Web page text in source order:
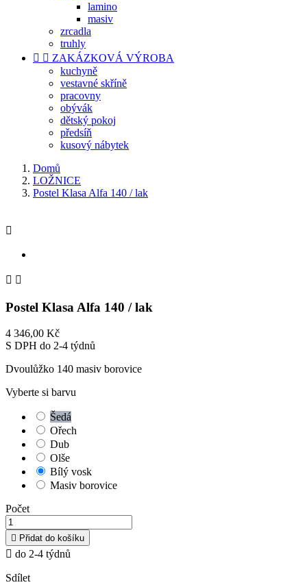
lamino
masiv
zrcadla
truhly
  ZAKÁZKOVÁ VÝROBA
kuchyně
vestavné skříně
pracovny
obývák
dětský pokoj
předsíň
kusový nábytek
Domů
LOŽNICE
Postel Klasa Alfa 140 / lak

 
Postel Klasa Alfa 140 / lak
4 346,00 Kč
S DPH do 2-4 týdnů
Dvoulůžko 140 masiv borovice
Vyberte si barvu
Šedá
Ořech
Dub
Olše
Bílý vosk
Masiv borovice
Počet
 Přidat do košíku
 do 2-4 týdnů
Sdílet